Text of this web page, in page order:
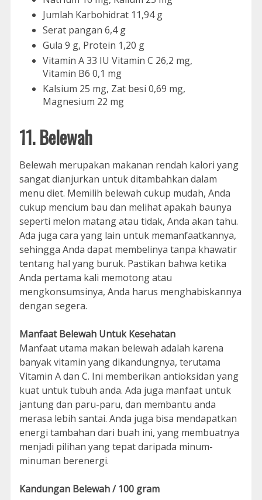
Jumlah Karbohidrat 11,94 g
Serat pangan 6,4 g
Gula 9 g, Protein 1,20 g
Vitamin A 33 IU Vitamin C 26,2 mg,
Vitamin B6 0,1 mg
Kalsium 25 mg, Zat besi 0,69 mg,
Magnesium 22 mg
11. Belewah
Belewah merupakan makanan rendah kalori yang
sangat dianjurkan untuk ditambahkan dalam
menu diet. Memilih belewah cukup mudah, Anda
cukup mencium bau dan melihat apakah baunya
seperti melon matang atau tidak, Anda akan tahu.
Ada juga cara yang lain untuk memanfaatkannya,
sehingga Anda dapat membelinya tanpa khawatir
tentang hal yang buruk. Pastikan bahwa ketika
Anda pertama kali memotong atau
mengkonsumsinya, Anda harus menghabiskannya
dengan segera.
Manfaat Belewah Untuk Kesehatan
Manfaat utama makan belewah adalah karena
banyak vitamin yang dikandungnya, terutama
Vitamin A dan C. Ini memberikan antioksidan yang
kuat untuk tubuh anda. Ada juga manfaat untuk
jantung dan paru-paru, dan membantu anda
merasa lebih santai. Anda juga bisa mendapatkan
energi tambahan dari buah ini, yang membuatnya
menjadi pilihan yang tepat daripada minum-
minuman berenergi.
Kandungan Belewah / 100 gram